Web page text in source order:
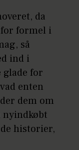
da
formel i
så
ind i
for
enten
dem om
nyindkøbt
historier,